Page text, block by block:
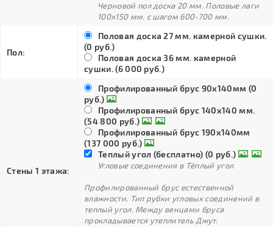
Черновой пол доска 20 мм. Половые лаги
100х150 мм. с шагом 600-700 мм.
Пол:
Половая доска 27 мм. камерной сушки.
(0 руб.)
Половая доска 36 мм. камерной
сушки. (6 000 руб.)
Стены 1 этажа:
Профилированный брус 90х140мм (0
руб.)
Профилированный брус 140х140 мм.
(54 800 руб.)
Профилированный брус 190х140мм
(137 000 руб.)
Теплый угол (бесплатно) (0 руб.)
Угловые соединения в Тёплый угол
Профилированный брус естественной
влажности. Тип рубки угловых соединений в
теплый угол. Между венцами бруса
прокладывается утеплитель Джут.